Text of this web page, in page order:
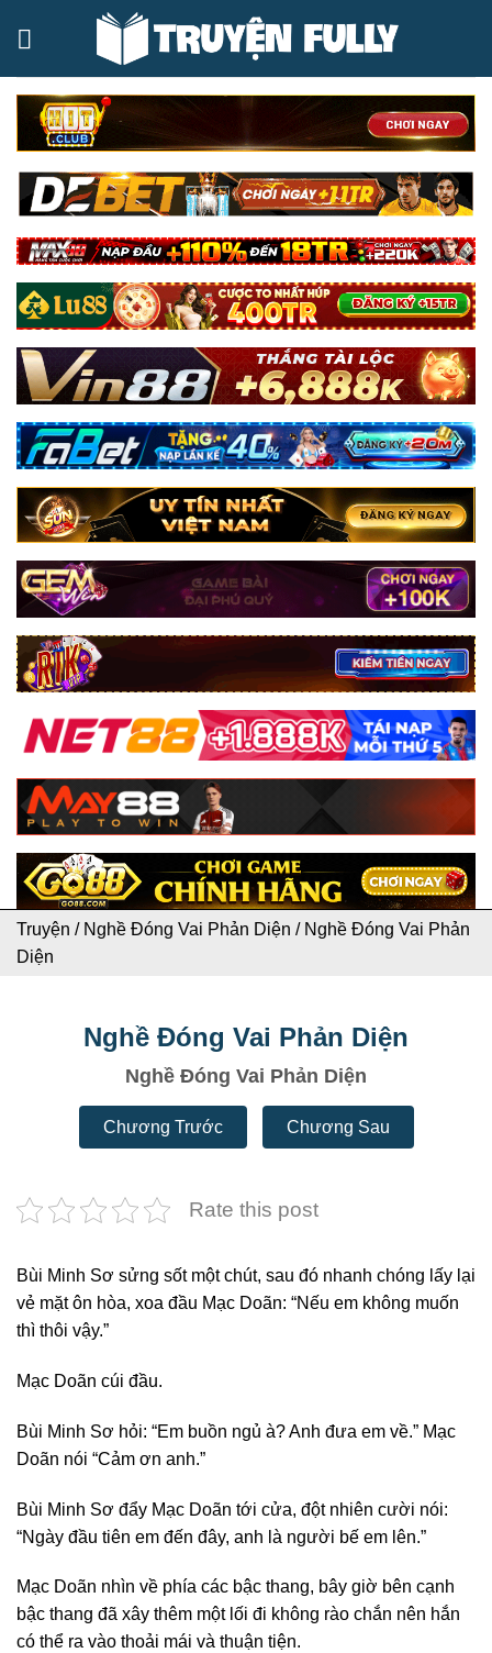
Truyện / Nghề Đóng Vai Phản Diện / Nghề Đóng Vai Phản
Diện
Nghề Đóng Vai Phản Diện
Nghề Đóng Vai Phản Diện
Chương Trước Chương Sau
Rate this post
Bùi Minh Sơ sửng sốt một chút, sau đó nhanh chóng lấy lại
vẻ mặt ôn hòa, xoa đầu Mạc Doãn: “Nếu em không muốn
thì thôi vậy.”
Mạc Doãn cúi đầu.
Bùi Minh Sơ hỏi: “Em buồn ngủ à? Anh đưa em về.” Mạc
Doãn nói “Cảm ơn anh.”
Bùi Minh Sơ đẩy Mạc Doãn tới cửa, đột nhiên cười nói:
“Ngày đầu tiên em đến đây, anh là người bế em lên.”
Mạc Doãn nhìn về phía các bậc thang, bây giờ bên cạnh
bậc thang đã xây thêm một lối đi không rào chắn nên hắn
có thể ra vào thoải mái và thuận tiện.